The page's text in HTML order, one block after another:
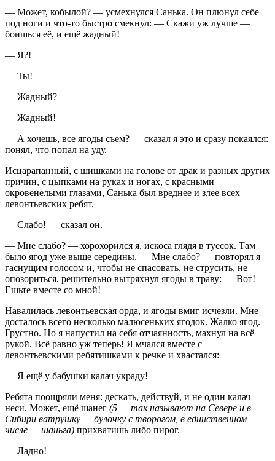
— Может, кобылой? — усмехнулся Санька. Он плюнул себе
под ноги и что-то быстро смекнул: — Скажи уж лучше —
боишься её, и ещё жадный!
— Я?!
— Ты!
— Жадный?
— Жадный!
— А хочешь, все ягоды съем? — сказал я это и сразу покаялся:
понял, что попал на уду.
Исцарапанный, с шишками на голове от драк и разных других
причин, с цыпками на руках и ногах, с красными
окровенелыми глазами, Санька был вреднее и злее всех
левонтьевских ребят.
— Слабо! — сказал он.
— Мне слабо? — хорохорился я, искоса глядя в туесок. Там
было ягод уже выше середины. — Мне слабо? — повторял я
гаснущим голосом и, чтобы не спасовать, не струсить, не
опозориться, решительно вытряхнул ягоды в траву: — Вот!
Ешьте вместе со мной!
Навалилась левонтьевская орда, и ягоды вмиг исчезли. Мне
досталось всего несколько малюсеньких ягодок. Жалко ягод.
Грустно. Но я напустил на себя отчаянность, махнул на всё
рукой. Всё равно уж теперь! Я мчался вместе с
левонтьевскими ребятишками к речке и хвастался:
— Я ещё у бабушки калач украду!
Ребята поощряли меня: дескать, действуй, и не один калач
неси. Может, ещё шанег (5 — так называют на Севере и в
Сибири ватрушку — булочку с творогом, в единственном
числе — шаньга) прихватишь либо пирог.
— Ладно!